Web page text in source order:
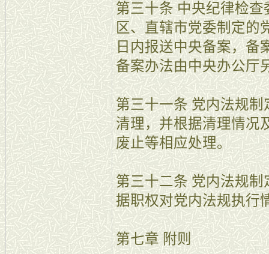
第三十条 中央纪律检
区、直辖市党委制定的
日内报送中央备案，备
备案办法由中央办公厅
第三十一条 党内法规
清理，并根据清理情况
废止等相应处理。
第三十二条 党内法规
据职权对党内法规执行
第七章 附则